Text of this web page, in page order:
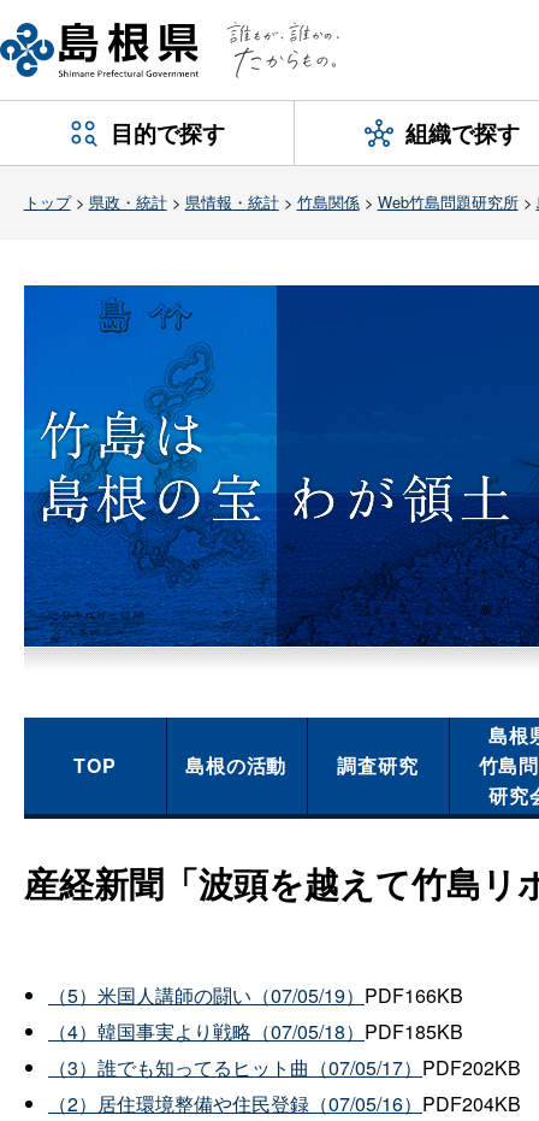
目的で探す 組織で探す
トップ> 県政・統計> 県情報・統計> 竹島関係> Web竹島問題研究所>
TOP 島根の活動 調査研究
島根
竹島
研究
産経新聞「波頭を越えて竹島リ
（5）米国人講師の闘い（07/05/19） PDF166KB
（4）韓国事実より戦略（07/05/18） PDF185KB
（3）誰でも知ってるヒット曲（07/05/17） PDF202KB
（2）居住環境整備や住民登録（07/05/16） PDF204KB